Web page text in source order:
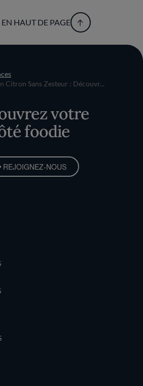
EN HAUT DE PAGE
Citron Sans Zesteur : Découvr...
votre
foodie
REJOIGNEZ-NOUS